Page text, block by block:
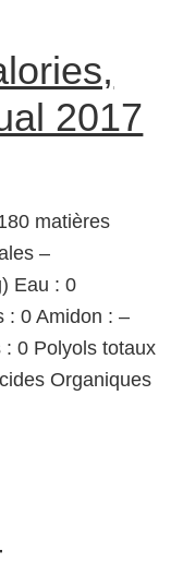
2017
matières
–
Eau : 0
: 0 Amidon : –
0 Polyols totaux
Organiques